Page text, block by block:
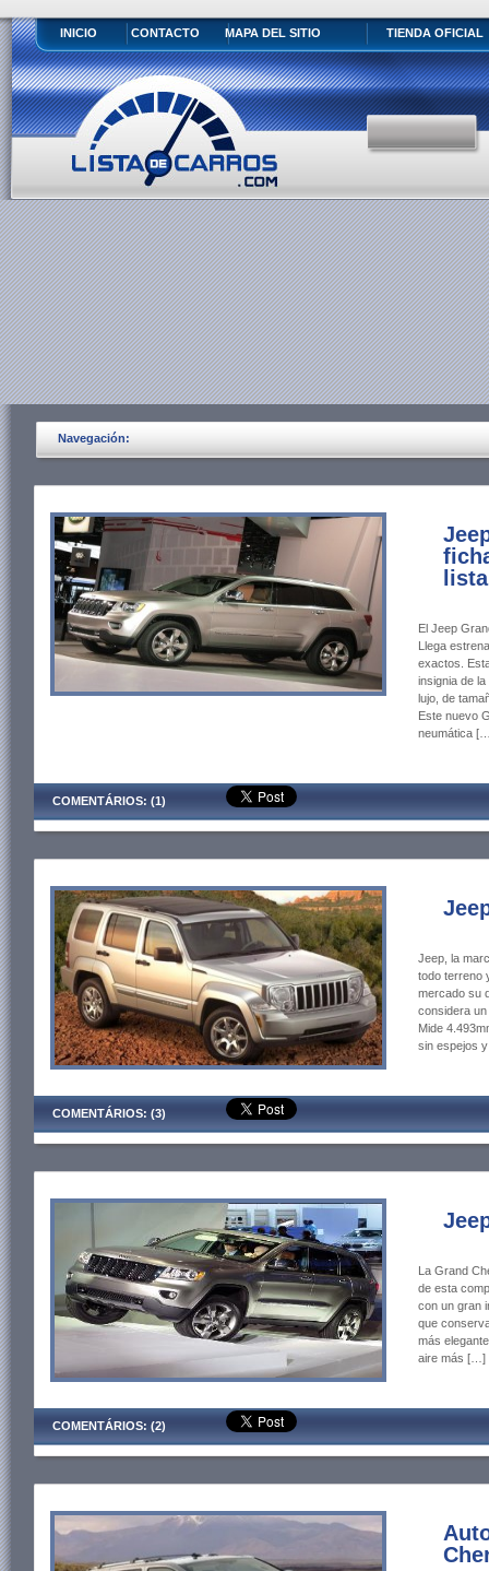
INICIO CONTACTO MAPA DEL SITIO TIENDA OFICIAL
Navegación:
El Jeep
Llega
exactos.
insignia de
lujo, de
Este nuevo
neumática
COMENTÁRIOS: (1)
Jeep, la
todo terreno
mercado su
considera
Mide
sin espejos
COMENTÁRIOS: (3)
La Grand
de esta
con un gran
que
más
aire más […]
COMENTÁRIOS: (2)